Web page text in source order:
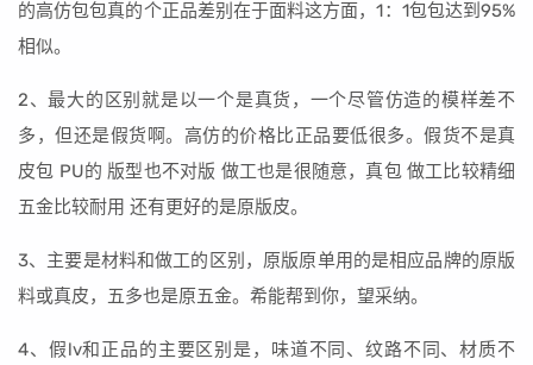
的高仿包包真的个正品差别在于面料这方面，1：1包包达到95%
相似。
2、最大的区别就是以一个是真货，一个尽管仿造的模样差不
多，但还是假货啊。高仿的价格比正品要低很多。假货不是真
皮包 PU的 版型也不对版 做工也是很随意，真包 做工比较精细
五金比较耐用 还有更好的是原版皮。
3、主要是材料和做工的区别，原版原单用的是相应品牌的原版
料或真皮，五多也是原五金。希能帮到你，望采纳。
4、假lv和正品的主要区别是，味道不同、纹路不同、材质不